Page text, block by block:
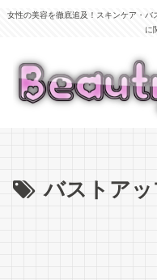
女性の美容を徹底追及！スキンケア・
に
バストア